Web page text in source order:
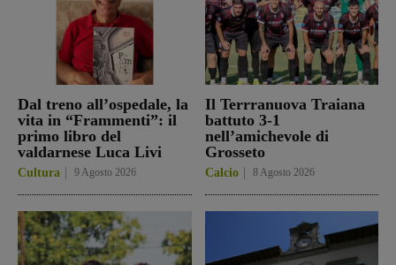
Dal treno all’ospedale, la
vita in “Frammenti”: il
primo libro del
valdarnese Luca Livi
Cultura 9 Agosto 2026
Il Terrranuova Traiana
battuto 3-1
nell’amichevole di
Grosseto
Calcio 8 Agosto 2026